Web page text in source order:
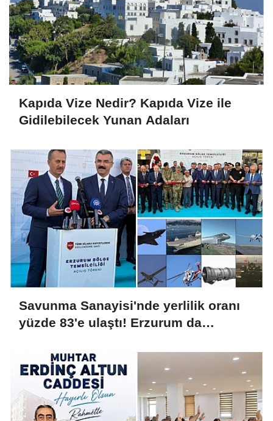
Kapıda Vize Nedir? Kapıda Vize ile
Gidilebilecek Yunan Adaları
Savunma Sanayisi'nde yerlilik oranı
yüzde 83'e ulaştı! Erzurum da